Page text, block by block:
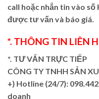
call hoặc nhắn tin vào
được tư vấn và báo giá.
*. THÔNG TIN LIÊN
*. TƯ VẤN TRỰC TIẾP
CÔNG TY TNHH SẢN
+) Hotline (24/7):
doanh